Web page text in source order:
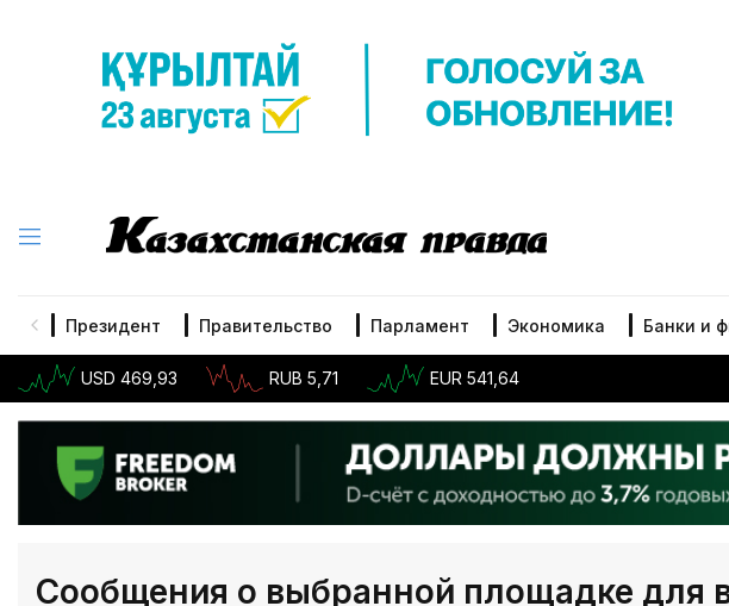
Президент Правительство Парламент Экономика Банки и
USD 469,93 RUB 5,71 EUR 541,64
Сообщения о выбранной площадке для